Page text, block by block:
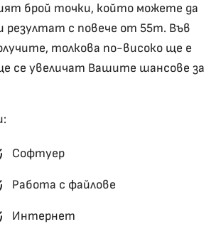
брой точки, който можете да
резултат с повече от 55т. Във
толкова по-високо ще е
се увеличат Вашите шансове за
Софтуер
Работа с файлове
Интернет